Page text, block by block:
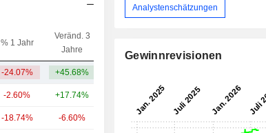
% 1 Jahr
Veränd. 3
Jahre
-24.07% +45.68%
-2.60% +17.74% 83.92 Mrd.
-18.74% -6.60%
Analystenschätzungen
Gewinnrevisionen